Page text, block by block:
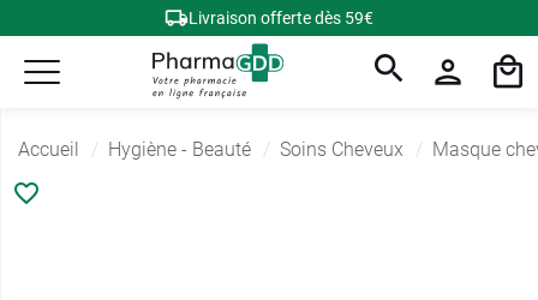
Livraison offerte dès 59€
Accueil Hygiène - Beauté Soins Cheveux Masque